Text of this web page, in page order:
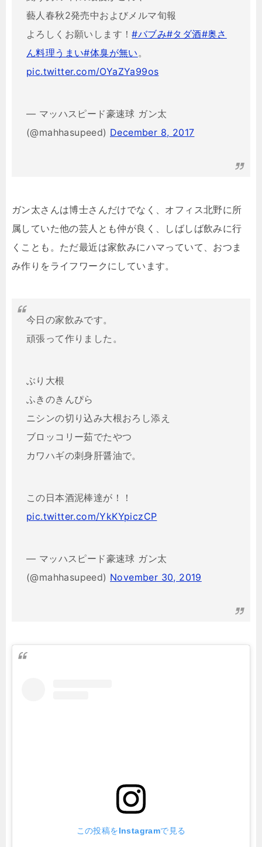
藝人春秋2発売中およびメルマ旬報
よろしくお願いします！#バブみ#タダ酒#奥さ
ん料理うまい#体臭が無い 。
pic.twitter.com/OYaZYa99os
— マッハスピード豪速球 ガン太
(@mahhasupeed) December 8, 2017
ガン太さんは博士さんだけでなく、オフィス北野に所
属していた他の芸人とも仲が良く、しばしば飲みに行
くことも。ただ最近は家飲みにハマっていて、おつま
み作りをライフワークにしています。
今日の家飲みです。
頑張って作りました。
ぶり大根
ふきのきんぴら
ニシンの切り込み大根おろし添え
ブロッコリー茹でたやつ
カワハギの刺身肝醤油で。
この日本酒泥棒達が！！
pic.twitter.com/YkKYpiczCP
— マッハスピード豪速球 ガン太
(@mahhasupeed) November 30, 2019
この投稿をInstagramで見る